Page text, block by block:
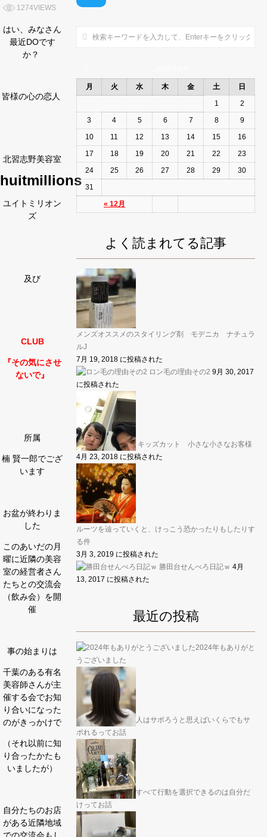
1274VIEWS
はい、みなさん
最近DOです
か？
皆様の心の恋人
北習志野美容室
huitmillions
ユイトミリオン
ズ
及び
CLUB
『その気にさせ
ないで』
所属
楠 賢一郎でござ
います
お盆が終わりま
した
このあいだの月
曜に近隣の美容
室の経営者さん
たちとの交流会
（飲み会）を開
催
事の始まりは
千葉のある有名
美容師さんが主
催する会でお知
り合いになった
のがきっかけで
（それ以前に知
り合ったかたも
いましたが）
自分たちのお店
がある近隣地域
月 火 水 木 金 土 日
« 12月
1
2
3
4 5 6 7 8
9
10
11 12 13 14 15
16
17
18 19 20 21 22
23
24
25 26 27 28 29
30
31
よく読まれてる記事
メンズオススメのスタイリング剤 モデニカ ナチュラ
ルJ
7月 19, 2018 に投稿された
ロン毛の理由その2 9月 30, 2017
に投稿された
キッズカット 小さな小さなお客様
4月 23, 2018 に投稿された
ルーツを辿っていくと、けっこう恐かったりもしたりす
る件
3月 3, 2019 に投稿された
勝田台せんべろ日記ｗ 4月
13, 2017 に投稿された
最近の投稿
2024年もありがと
うございました
人はサボろうと思えばいくらでもサ
ボれるってお話
すべて行動を選択できるのは自分だ
けってお話